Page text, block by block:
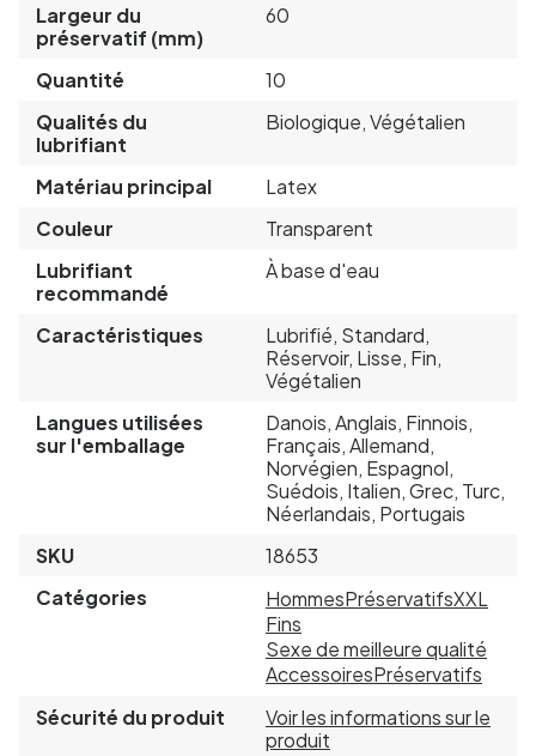
Largeur du
préservatif (mm)
60
Quantité
10
Qualités du
lubrifiant
Biologique, Végétalien
Matériau principal
Latex
Couleur
Transparent
Lubrifiant
recommandé
À base d'eau
Caractéristiques
Lubrifié, Standard,
Réservoir, Lisse, Fin,
Végétalien
Langues utilisées
sur l'emballage
Danois, Anglais, Finnois,
Français, Allemand,
Norvégien, Espagnol,
Suédois, Italien, Grec, Turc,
Néerlandais, Portugais
SKU
18653
Catégories
HommesPréservatifsXXL
Fins
Sexe de meilleure qualité
AccessoiresPréservatifs
Sécurité du produit
Voir les informations sur le
produit